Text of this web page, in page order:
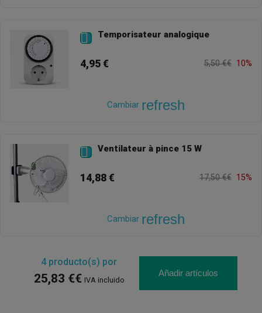
 Temporisateur analogique
4,95 € 5,50 €€ 10%
Cambiar refresh
 Ventilateur à pince 15 W
14,88 € 17,50 €€ 15%
Cambiar refresh
4producto(s) por
25,83 €€ IVA incluido
Añadir artículos